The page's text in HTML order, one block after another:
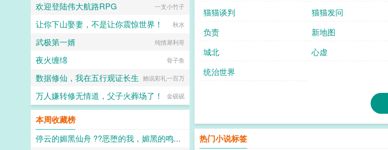
猫猫谈判
猫猫发问
负责
新地图
城北
心虚
统治世界
热门小说标签
欢迎登陆伟大航路RPG 一支小竹子
让你下山娶妻，不是让你震惊世界！ 秋水
武极第一婿 纯情犀利哥
夜火缠绵 骨子鱼
数据修仙，我在五行观证长生 她说彩礼一百万
万人嫌转修无情道，父子火葬场了！ 金砚砚
本周收藏榜
停云的媚黑仙舟 ??恶堕的我，媚黑的鸣火首席以及仙舟??